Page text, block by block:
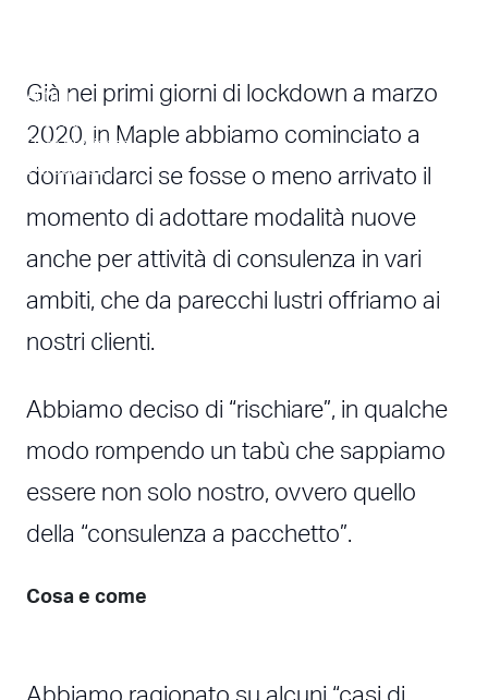
Author
Date Published
24/05/2021
Già nei primi giorni di lockdown a marzo
2020, in Maple abbiamo cominciato a
domandarci se fosse o meno arrivato il
momento di adottare modalità nuove
anche per attività di consulenza in vari
ambiti, che da parecchi lustri offriamo ai
nostri clienti.
Abbiamo deciso di “rischiare”, in qualche
modo rompendo un tabù che sappiamo
essere non solo nostro, ovvero quello
della “consulenza a pacchetto”.
Cosa e come